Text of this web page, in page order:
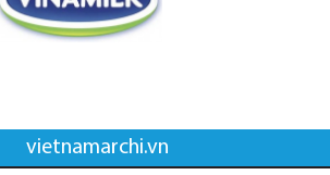
vietnamarchi.vn